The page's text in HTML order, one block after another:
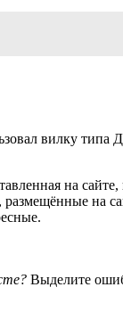
вилку
на
размещённые на
Выделите